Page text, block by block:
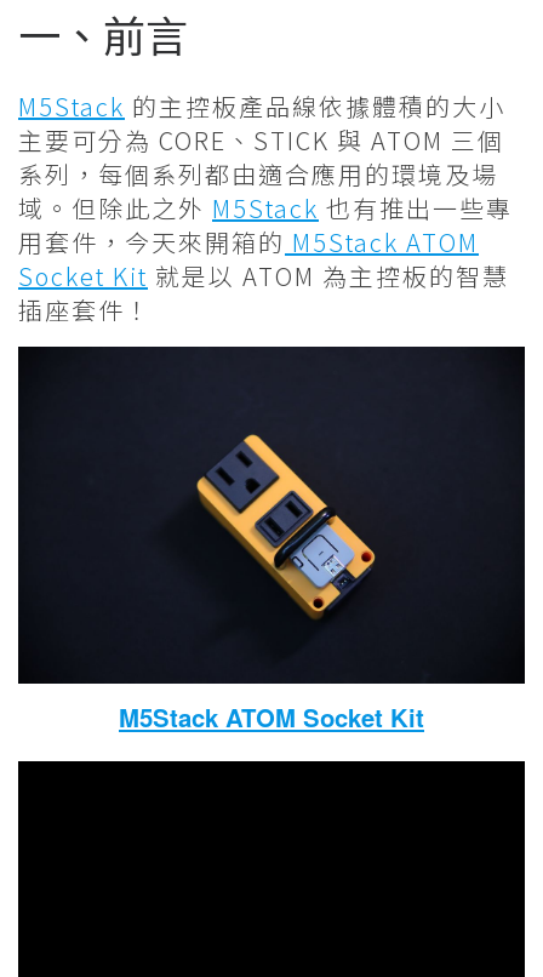
一、前言
M5Stack 的主控板產品線依據體積的大小
主要可分為 CORE、STICK 與 ATOM 三個
系列，每個系列都由適合應用的環境及場
域。但除此之外 M5Stack 也有推出一些專
用套件，今天來開箱的 M5Stack ATOM
Socket Kit 就是以 ATOM 為主控板的智慧
插座套件！
M5Stack ATOM Socket Kit